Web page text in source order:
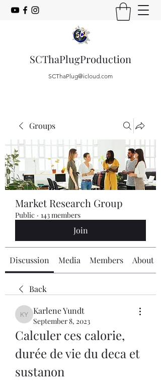
SCThaPlugProduction
SCThaPlug@icloud.com
Groups
Market Research Group
Public · 143 members
Join
Discussion Media Members About
Back
Karlene Yundt
Karlene Yundt
September 8, 2023
Calculer ces calorie,
durée de vie du deca et
sustanon